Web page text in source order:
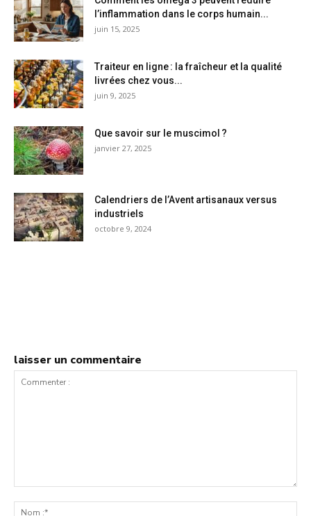
l’inflammation dans le corps humain...
juin 15, 2025
Traiteur en ligne : la fraîcheur et la qualité
livrées chez vous...
juin 9, 2025
Que savoir sur le muscimol ?
janvier 27, 2025
Calendriers de l’Avent artisanaux versus
industriels
octobre 9, 2024
laisser un commentaire